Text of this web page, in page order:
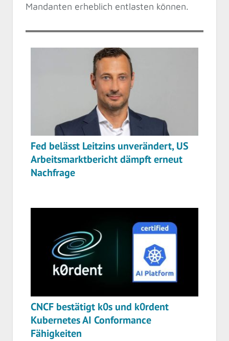
Mandanten erheblich entlasten können.
Fed belässt Leitzins unverändert, US
Arbeitsmarktbericht dämpft erneut
Nachfrage
CNCF bestätigt k0s und k0rdent
Kubernetes AI Conformance
Fähigkeiten